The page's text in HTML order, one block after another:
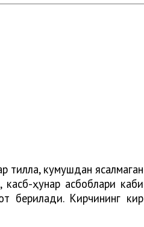
тилла, кумушдан ясалмаган
касб-ҳунар асбоблари каби
берилади. Кирчининг кир